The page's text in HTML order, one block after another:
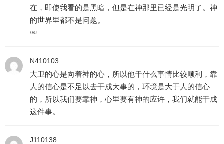
在，即使我看的是黑暗，但是在神那里已经是光明了。神
的世界里都不是问题。
￼
N410103
大卫的心是向着神的心，所以他干什么事情比较顺利，靠
人的信心是不足以去干成大事的，环境是大于人的信心
的，所以我们要靠神，心里要有神的应许，我们就能干成
这件事。
J110138